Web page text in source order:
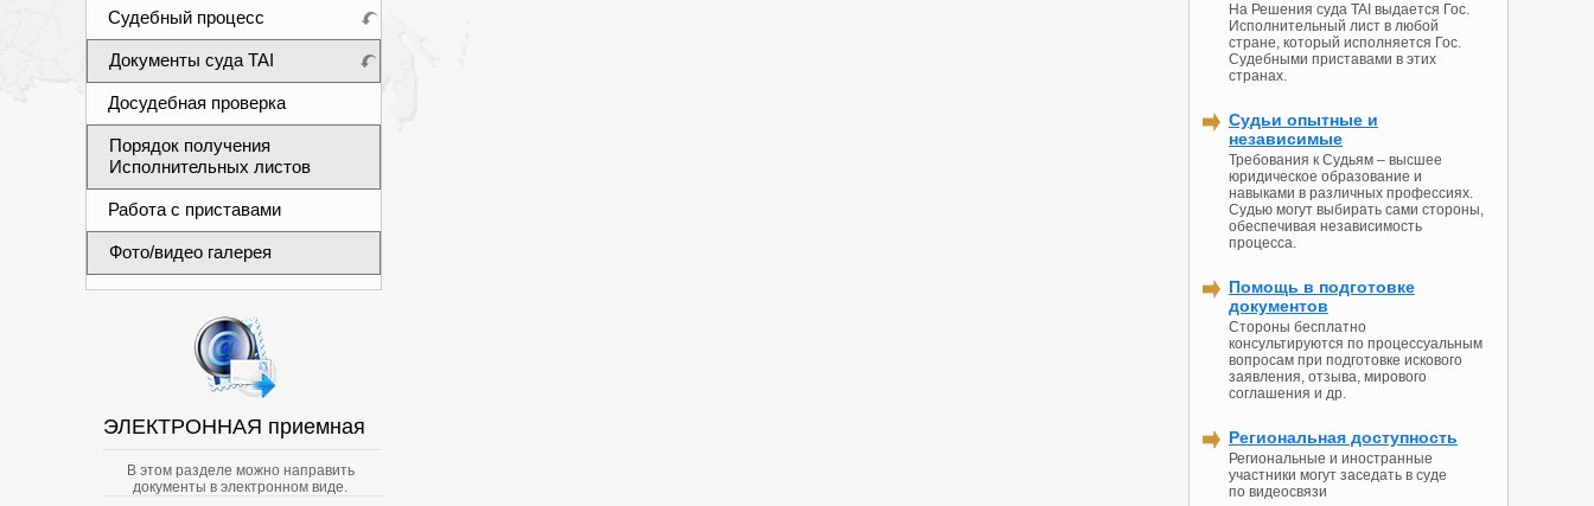
Судебный процесс
Документы суда TAI
Досудебная проверка
Порядок получения
Исполнительных листов
Работа с приставами
Фото/видео галерея
ЭЛЕКТРОННАЯ приемная
В этом разделе можно направить
документы в электронном виде.
На Решения суда TAI выдается Гос.
Исполнительный лист в любой
стране, который исполняется Гос.
Судебными приставами в этих
странах.
Судьи опытные и
независимые
Требования к Судьям – высшее
юридическое образование и
навыками в различных профессиях.
Судью могут выбирать сами стороны,
обеспечивая независимость
процесса.
Помощь в подготовке
документов
Стороны бесплатно
консультируются по процессуальным
вопросам при подготовке искового
заявления, отзыва, мирового
соглашения и др.
Региональная доступность
Региональные и иностранные
участники могут заседать в суде
по видеосвязи